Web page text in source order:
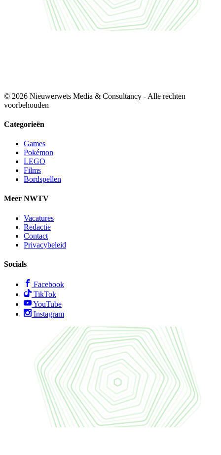
© 2026 Nieuwerwets Media & Consultancy - Alle rechten
voorbehouden
Categorieën
Games
Pokémon
LEGO
Films
Bordspellen
Meer NWTV
Vacatures
Redactie
Contact
Privacybeleid
Socials
Facebook
TikTok
YouTube
Instagram